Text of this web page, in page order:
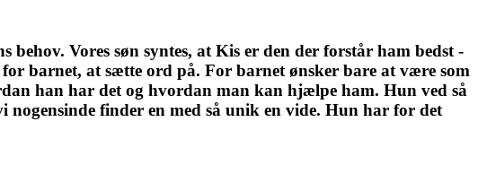
Vores søn syntes, at Kis er den der forstår ham bedst -
barnet, at sætte ord på. For barnet ønsker bare at være som
han har det og hvordan man kan hjælpe ham. Hun ved så
finder en med så unik en vide. Hun har for det